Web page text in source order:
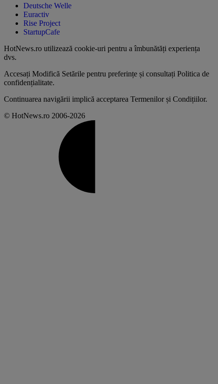
Deutsche Welle
Euractiv
Rise Project
StartupCafe
HotNews.ro utilizează cookie-uri pentru a îmbunătăți experiența
dvs.
Accesați Modifică Setările pentru preferințe și consultați Politica de
confidențialitate.
Continuarea navigării implică acceptarea Termenilor și Condițiilor.
© HotNews.ro 2006-2026